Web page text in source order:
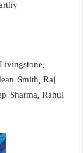
Smith, Raj
Sharma, Rahul